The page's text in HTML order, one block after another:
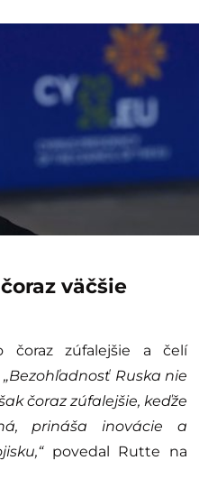
väčšie
čoraz zúfalejšie a čelí
„Bezohľadnosť Ruska nie
čoraz zúfalejšie, keďže
prináša inovácie a
povedal Rutte na